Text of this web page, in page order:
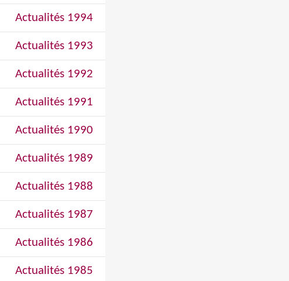
Actualités 1994
Actualités 1993
Actualités 1992
Actualités 1991
Actualités 1990
Actualités 1989
Actualités 1988
Actualités 1987
Actualités 1986
Actualités 1985